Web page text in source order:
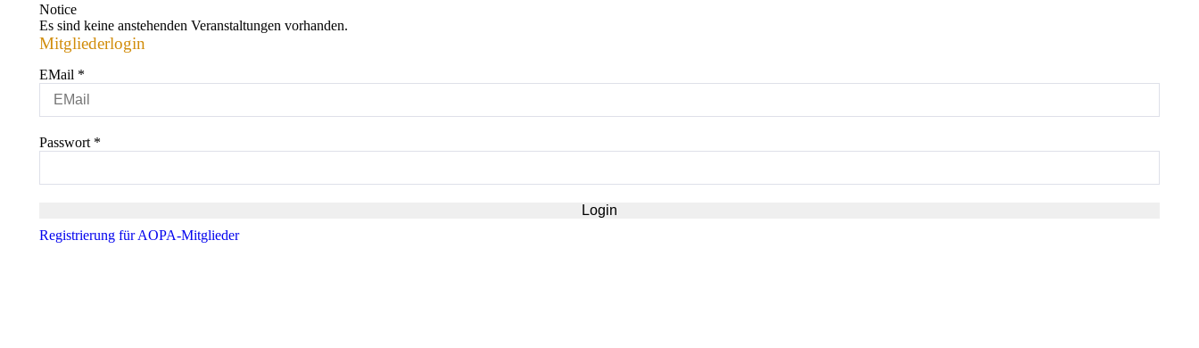
Notice
Es sind keine anstehenden Veranstaltungen vorhanden.
Mitgliederlogin
EMail *
Passwort *
Registrierung für AOPA-Mitglieder